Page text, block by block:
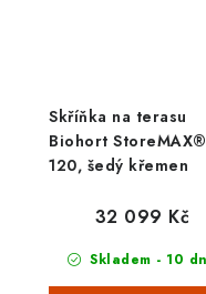
Skříňka na terasu
Biohort StoreMAX®
120, šedý křemen
Skladem - 10
32 099 Kč